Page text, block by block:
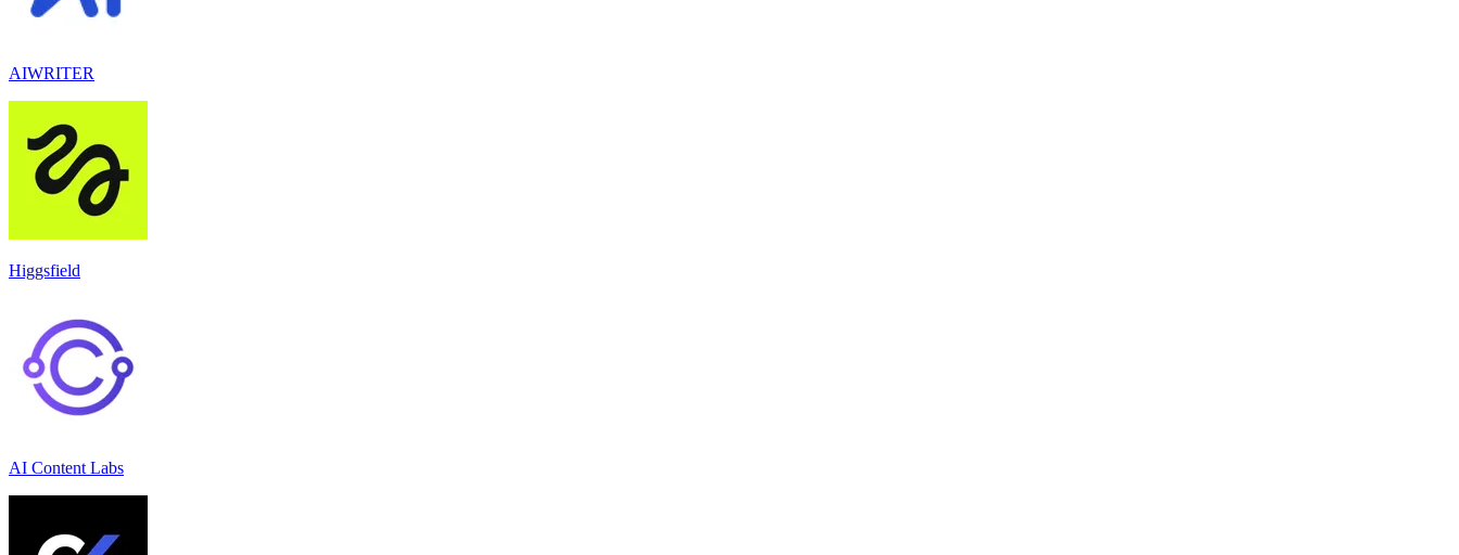
AIWRITER
Higgsfield
AI Content Labs